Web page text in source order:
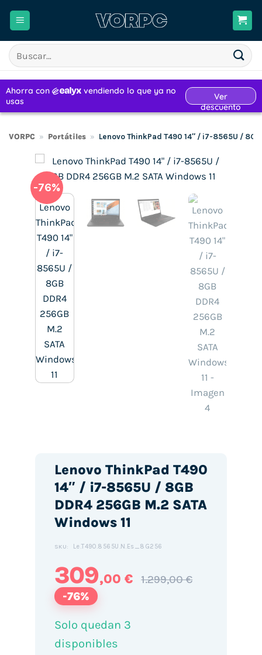
Buscar
por:
VORPC » Portátiles » Lenovo ThinkPad T490 14″ / i7-8565U / 8GB
-76%
Lenovo ThinkPad T490
14″ / i7-8565U / 8GB
DDR4 256GB M.2 SATA
Windows 11
SKU: Le.T490.8565U.N.Es_8G256
309,00 € 1.299,00 €
-76%
Solo quedan 3
disponibles